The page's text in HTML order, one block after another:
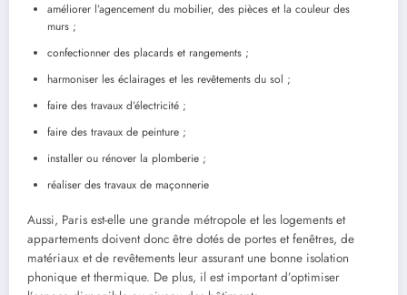
améliorer l’agencement du mobilier, des pièces et la couleur des
murs ;
confectionner des placards et rangements ;
harmoniser les éclairages et les revêtements du sol ;
faire des travaux d’électricité ;
faire des travaux de peinture ;
installer ou rénover la plomberie ;
réaliser des travaux de maçonnerie
Aussi, Paris est-elle une grande métropole et les logements et
appartements doivent donc être dotés de portes et fenêtres, de
matériaux et de revêtements leur assurant une bonne isolation
phonique et thermique. De plus, il est important d’optimiser